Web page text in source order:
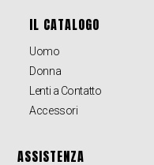
IL CATALOGO
Uomo
Donna
Lenti a Contatto
Accessori
ASSISTENZA